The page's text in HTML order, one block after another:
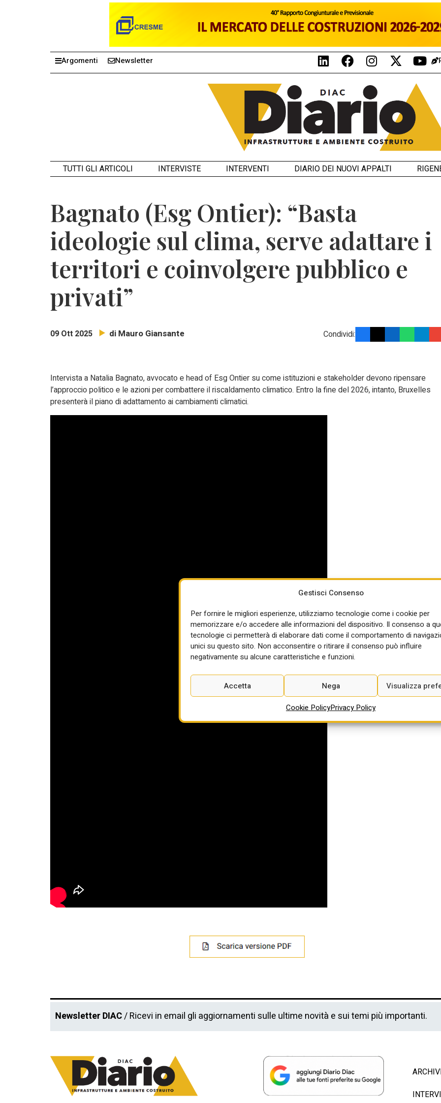
Gestisci Consenso
Per fornire le migliori esperienze, utilizziamo tecnologie come i cookie per
memorizzare e/o accedere alle informazioni del dispositivo. Il consenso a
tecnologie ci permetterà di elaborare dati come il comportamento di
unici su questo sito. Non acconsentire o ritirare il consenso può influire
negativamente su alcune caratteristiche e funzioni.
Accetta Nega Visualizza
Cookie PolicyPrivacy Policy
Argomenti Newsletter
TUTTI GLI ARTICOLI INTERVISTE INTERVENTI DIARIO DEI NUOVI APPALTI
Bagnato (Esg Ontier): “Basta
ideologie sul clima, serve adattare i
territori e coinvolgere pubblico e
privati”
09 Ott 2025 di Mauro Giansante Condividi:
Intervista a Natalia Bagnato, avvocato e head of Esg Ontier su come istituzioni e stakeholder devono ripensare
l’approccio politico e le azioni per combattere il riscaldamento climatico. Entro la fine del 2026, intanto, Bruxelles
presenterà il piano di adattamento ai cambiamenti climatici.
Newsletter DIAC/ Ricevi in email gli aggiornamenti sulle ultime novità e sui temi più importanti.